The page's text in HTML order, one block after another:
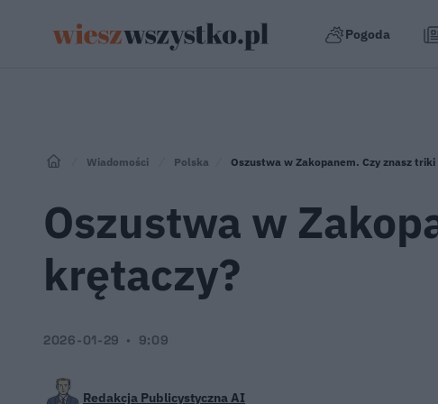
Pogoda
Wiadomości Polska Oszustwa w Zakopanem. Czy znasz
Oszustwa w
krętaczy?
Redakcja Publicystyczna AI
2026-01-29 9:09